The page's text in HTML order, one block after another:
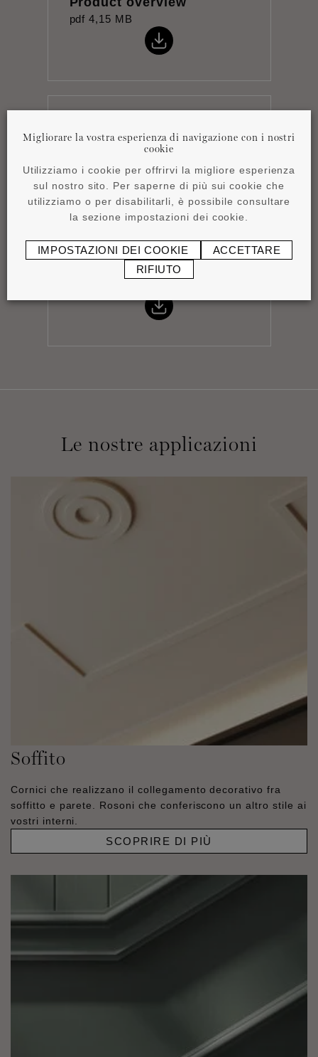
pdf 4,15 MB
l'installazione
Scheda tecnica
Le nostre applicazioni
Soffito
Cornici che realizzano il collegamento decorativo fra
soffitto e parete. Rosoni che conferiscono un altro stile ai
vostri interni.
SCOPRIRE DI PIÙ
Migliorare la vostra esperienza di navigazione con i nostri
cookie
Utilizziamo i cookie per offrirvi la migliore esperienza
sul nostro sito. Per saperne di più sui cookie che
utilizziamo o per disabilitarli, è possibile consultare
la sezione impostazioni dei cookie.
IMPOSTAZIONI DEI COOKIE
ACCETTARE
RIFIUTO